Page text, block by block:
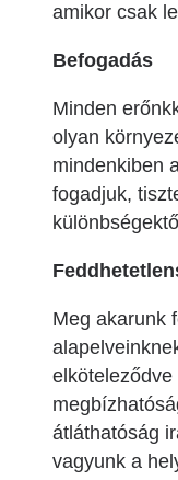
amikor csak
Befogadás
Minden
olyan
mindenkiben
fogadjuk,
Meg akarunk
átláthatóság
vagyunk a